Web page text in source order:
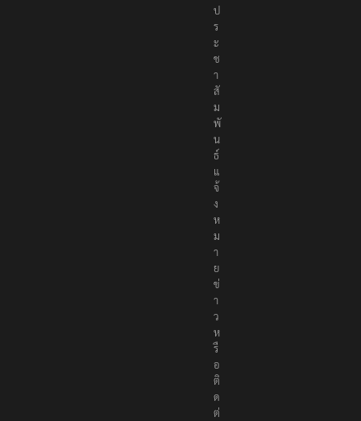
ป
ร
ะ
ช
า
สั
ม
พั
น
ธ์
แ
จ้
ง
ห
ม
า
ย
ข่
า
ว
ห
รื
อ
ติ
ด
ต่